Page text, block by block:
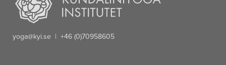
yoga@kyi.se | +46 (0)70958605